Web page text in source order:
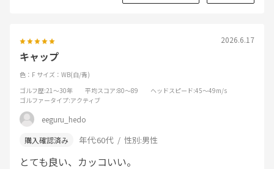
2026.6.17
キャップ
色：F サイズ：WB(白/青)
ゴルフ歴:21～30年 平均スコア:80～89 ヘッドスピード:45～49m/s
ゴルファータイプ:アクティブ
eeguru_hedo
年代:60代 性別:男性
とても良い、カッコいい。